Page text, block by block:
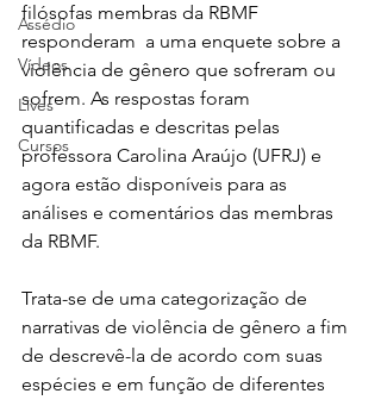
Assédio
Vídeos
Lives
Cursos
filósofas membras da RBMF
responderam  a uma enquete sobre a
violência de gênero que sofreram ou
sofrem. As respostas foram
quantificadas e descritas pelas
professora Carolina Araújo (UFRJ) e
agora estão disponíveis para as
análises e comentários das membras
da RBMF.
Trata-se de uma categorização de
narrativas de violência de gênero a fim
de descrevê-la de acordo com suas
espécies e em função de diferentes